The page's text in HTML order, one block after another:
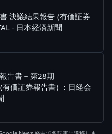
決議結果報告 (有価証券
- 日本経済新聞
告書－第28期
価証券報告書) ：日経会